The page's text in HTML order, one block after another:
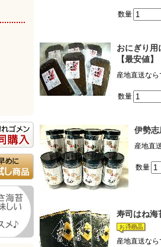
数量
おにぎり用
【最安値】
産地直送な
数量
伊勢
産地直
数量
寿司はね海
産地直送な